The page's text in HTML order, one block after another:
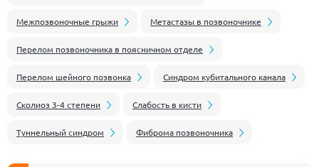
Межпозвоночные грыжи Метастазы в позвоночнике
Перелом позвоночника в поясничном отделе
Перелом шейного позвонка Синдром кубитального канала
Сколиоз 3-4 степени Слабость в кисти
Туннельный синдром Фиброма позвоночника